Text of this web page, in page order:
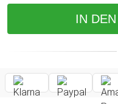
IN